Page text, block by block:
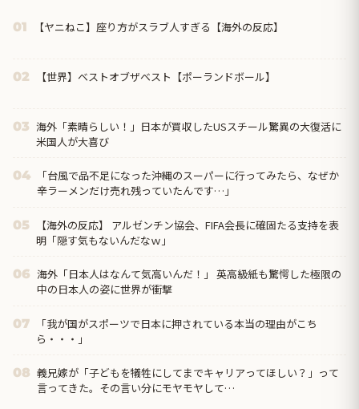
01 【ヤニねこ】座り方がスラブ人すぎる【海外の反応】
02 【世界】ベストオブザベスト【ポーランドボール】
03 海外「素晴らしい！」日本が買収したUSスチール驚異の大復活に
米国人が大喜び
04
「台風で品不足になった沖縄のスーパーに行ってみたら、なぜか
辛ラーメンだけ売れ残っていたんです…」
05
【海外の反応】 アルゼンチン協会、FIFA会長に確固たる支持を表
明「隠す気もないんだなｗ」
06 海外「日本人はなんて気高いんだ！」 英高級紙も驚愕した極限の
中の日本人の姿に世界が衝撃
07
「我が国がスポーツで日本に押されている本当の理由がこち
ら・・・」
08 義兄嫁が「子どもを犠牲にしてまでキャリアってほしい？」って
言ってきた。その言い分にモヤモヤして…